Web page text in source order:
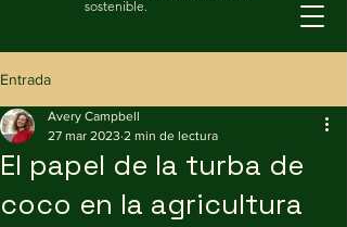
sostenible.
Entrada
El papel de la turba de
coco en la agricultura
Avery Campbell
27 mar 2023 2 min de lectura